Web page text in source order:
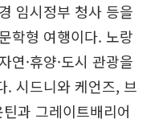
임시정부 청사 등을
학형 여행이다. 노랑
연·휴양·도시 관광을
. 시드니와 케언즈, 브
과 그레이트배리어